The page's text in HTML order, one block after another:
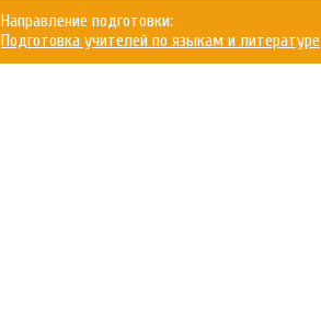
Направление подготовки:
Подготовка учителей по языкам и литературе